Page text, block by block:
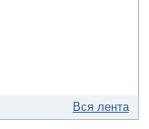
Вся лента